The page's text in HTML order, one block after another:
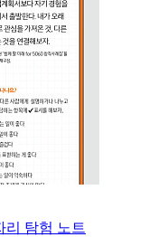
리 탐험 노트